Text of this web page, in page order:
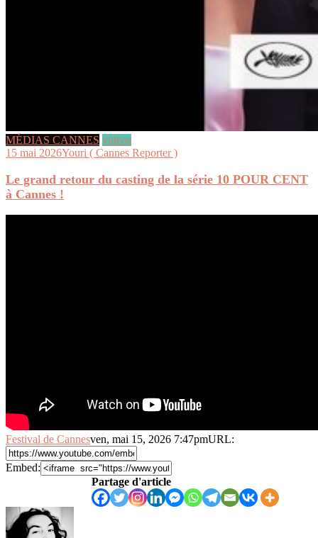
MÉDIAS CANNES videos
15 mai 2026Youri ( Cannes Reporter )
Le grand retour du casting de la série 10 POUR CENT
à Cannes !
Festival de Cannesven, mai 15, 2026 7:47pmURL:
Embed:
Partage d'article